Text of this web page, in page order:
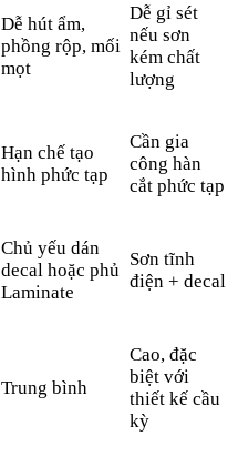
Dễ hút ẩm,
phồng rộp, mối
mọt
Dễ gỉ sét
nếu sơn
kém chất
lượng
Hạn chế tạo
hình phức tạp
Cần gia
công hàn
cắt phức tạp
Chủ yếu dán
decal hoặc phủ
Laminate
Sơn tĩnh
điện + decal
Trung bình
Cao, đặc
biệt với
thiết kế cầu
kỳ